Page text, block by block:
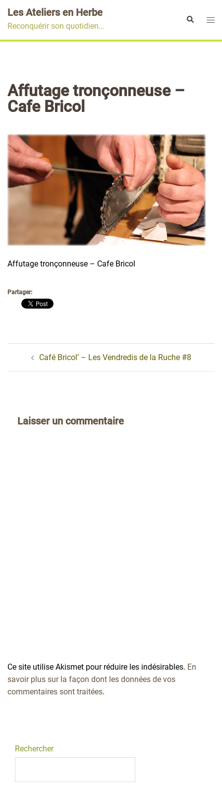
au
contenu
Les Ateliers en Herbe
Reconquérir son quotidien…
Rechercher
Affutage tronçonneuse –
Cafe Bricol
Affutage tronçonneuse – Cafe Bricol
Partager:
d’articleCafé Bricol’ – Les Vendredis de la Ruche #8
Laisser un commentaire
Ce site utilise Akismet pour réduire les indésirables. En
savoir plus sur la façon dont les données de vos
commentaires sont traitées.
Rechercher